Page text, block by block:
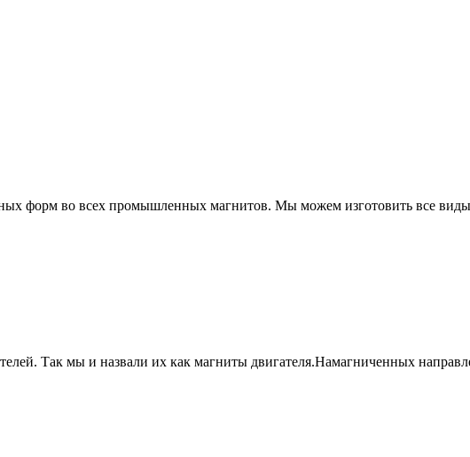
форм во всех промышленных магнитов. Мы можем изготовить все
Так мы и назвали их как магниты двигателя.Намагниченных